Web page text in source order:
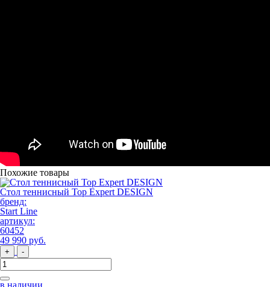
Похожие товары
Стол теннисный Top Expert DESIGN
бренд:
Start Line
артикул:
60452
49 990 руб.
+ -
в наличии